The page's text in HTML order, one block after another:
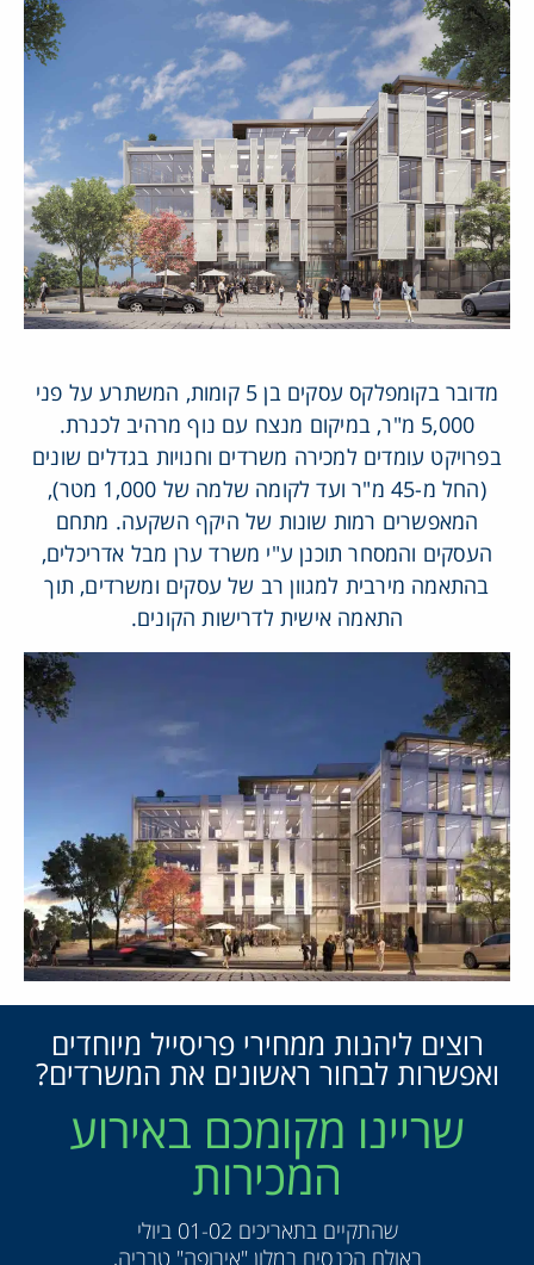
מדובר בקומפלקס עסקים בן 5 קומות, המשתרע על פני
5,000 מ"ר, במיקום מנצח עם נוף מרהיב לכנרת.
בפרויקט עומדים למכירה משרדים וחנויות בגדלים שונים
(החל מ-45 מ"ר ועד לקומה שלמה של 1,000 מטר),
המאפשרים רמות שונות של היקף השקעה. מתחם
העסקים והמסחר תוכנן ע"י משרד ערן מבל אדריכלים,
בהתאמה מירבית למגוון רב של עסקים ומשרדים, תוך
התאמה אישית לדרישות הקונים.
רוצים ליהנות ממחירי פריסייל מיוחדים
ואפשרות לבחור ראשונים את המשרדים?
שריינו מקומכם באירוע
המכירות
שהתקיים בתאריכים 01-02 ביולי
באולם הכנסים במלון "אירופה" טבריה,